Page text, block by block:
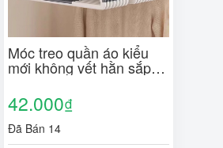
Móc treo quần áo kiểu
mới không vết hằn sắp
xếp đồ gia đình, phơi đồ
chống trượt bảo vệ góc
vai
42.000₫
Đã Bán 14